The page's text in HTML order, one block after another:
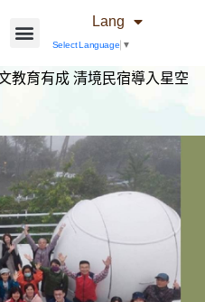
Lang
Select Language ▼
教育有成 清境民宿導入星空